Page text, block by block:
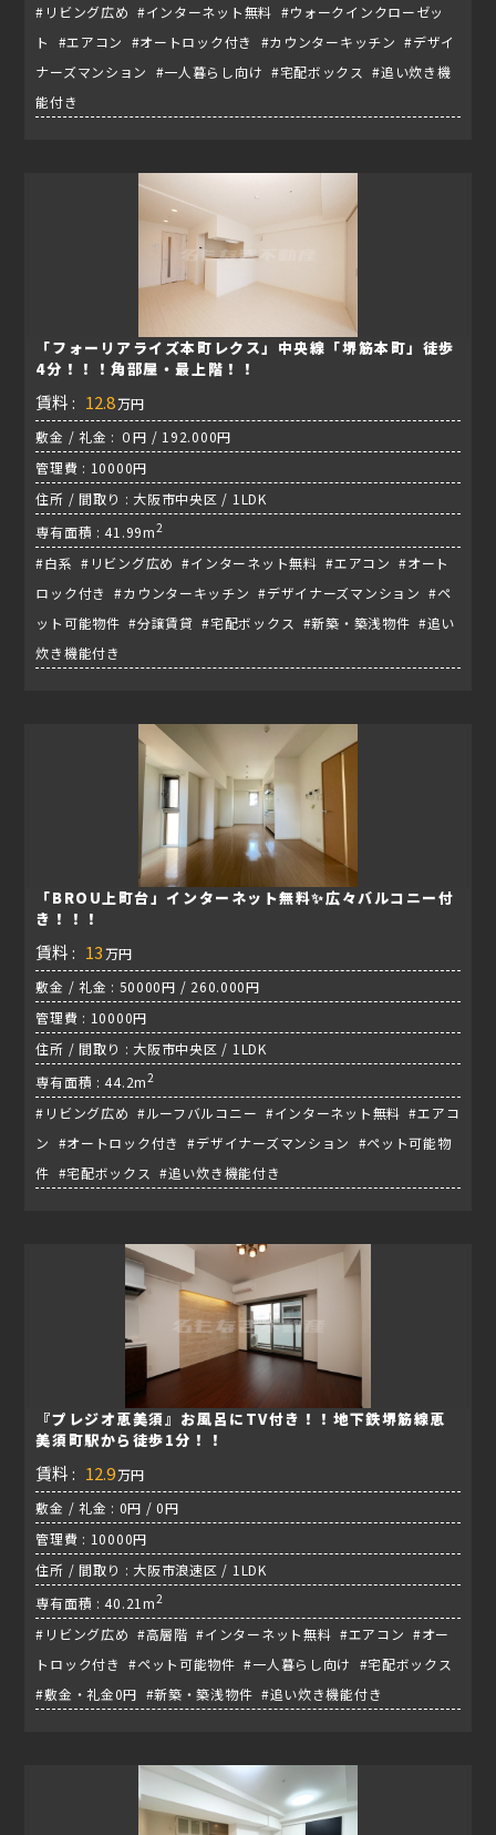
#リビング広め #インターネット無料 #ウォークインクローゼッ
ト #エアコン #オートロック付き #カウンターキッチン #デザイ
ナーズマンション #一人暮らし向け #宅配ボックス #追い炊き機
能付き
「フォーリアライズ本町レクス」中央線「堺筋本町」徒歩
4分！！！角部屋・最上階！！
賃料 : 12.8万円
敷金 / 礼金 : ０円 / 192.000円
管理費 : 10000円
住所 / 間取り : 大阪市中央区 / 1LDK
専有面積 : 41.99m2
#白系 #リビング広め #インターネット無料 #エアコン #オート
ロック付き #カウンターキッチン #デザイナーズマンション #ペ
ット可能物件 #分譲賃貸 #宅配ボックス #新築・築浅物件 #追い
炊き機能付き
「BROU上町台」インターネット無料✨広々バルコニー付
き！！！
賃料 : 13 万円
敷金 / 礼金 : 50000円 / 260.000円
管理費 : 10000円
住所 / 間取り : 大阪市中央区 / 1LDK
専有面積 : 44.2m2
#リビング広め #ルーフバルコニー #インターネット無料 #エアコ
ン #オートロック付き #デザイナーズマンション #ペット可能物
件 #宅配ボックス #追い炊き機能付き
『プレジオ恵美須』お風呂にTV付き！！地下鉄堺筋線恵
美須町駅から徒歩1分！！
賃料 : 12.9万円
敷金 / 礼金 : 0円 / 0円
管理費 : 10000円
住所 / 間取り : 大阪市浪速区 / 1LDK
専有面積 : 40.21m2
#リビング広め #高層階 #インターネット無料 #エアコン #オー
トロック付き #ペット可能物件 #一人暮らし向け #宅配ボックス
#敷金・礼金0円 #新築・築浅物件 #追い炊き機能付き